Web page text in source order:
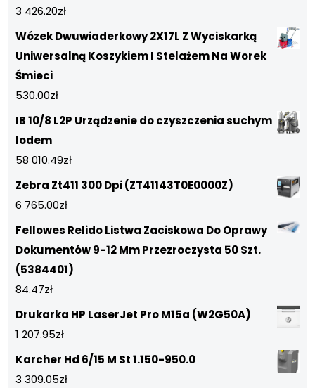
3 426.20zł
Wózek Dwuwiaderkowy 2X17L Z Wyciskarką
Uniwersalną Koszykiem I Stelażem Na Worek
Śmieci
530.00zł
IB 10/8 L2P Urządzenie do czyszczenia suchym
lodem
58 010.49zł
Zebra Zt411 300 Dpi (ZT41143T0E0000Z)
6 765.00zł
Fellowes Relido Listwa Zaciskowa Do Oprawy
Dokumentów 9-12 Mm Przezroczysta 50 Szt.
(5384401)
84.47zł
Drukarka HP LaserJet Pro M15a (W2G50A)
1 207.95zł
Karcher Hd 6/15 M St 1.150-950.0
3 309.05zł